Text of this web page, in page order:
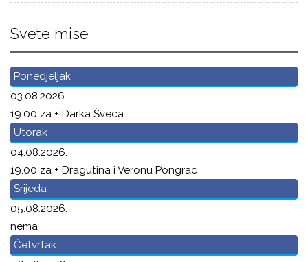
Svete mise
Ponedjeljak
03.08.2026.
19.00 za + Darka Šveca
Utorak
04.08.2026.
19.00 za + Dragutina i Veronu Pongrac
Srijeda
05.08.2026.
nema
Četvrtak